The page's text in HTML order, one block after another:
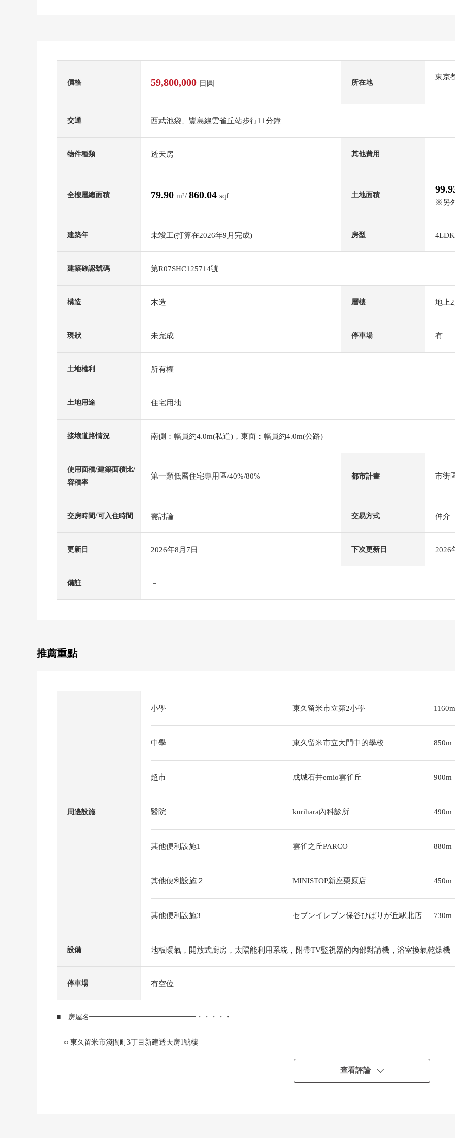
價格 59,800,000 日圓 所在地
東京
交通 西武池袋、豐島線雲雀丘站步行11分鐘
物件種類 透天房 其他費用
全樓層總面積 79.90 m²/ 860.04 sqf 土地面積
※另
建築年 未竣工(打算在2026年9月完成) 房型 4LDK
建築確認號碼 第R07SHC125714號
構造 木造 層樓 地上
現狀 未完成 停車場 有
土地權利 所有權
土地用途 住宅用地
接壤道路情況 南側：幅員約4.0m(私道)，東面：幅員約4.0m(公路)
使用面積/建築面積比/
容積率
第一類低層住宅專用區/40%/80% 都市計畫 市街
交房時間/可入住時間 需討論 交易方式 仲介
更新日 2026年8月7日 下次更新日 2026
備註 －
推薦重點
周邊設施
小學 東久留米市立第2小學 1160m
中學 東久留米市立大門中的學校 850m
超市 成城石井emio雲雀丘 900m
醫院 kurihara內科診所 490m
其他便利設施1 雲雀之丘PARCO 880m
其他便利設施２ MINISTOP新座栗原店 450m
其他便利設施3 セブンイレブン保谷ひばりが丘駅北店 730m
設備 地板暖氣，開放式廚房，太陽能利用系統，附帶TV監視器的內部對講機，浴室換氣乾燥機
停車場 有空位
■ 房屋名━━━━━━━━━━━━━━━・・・・・
○ 東久留米市淺間町3丁目新建透天房1號樓
查看評論